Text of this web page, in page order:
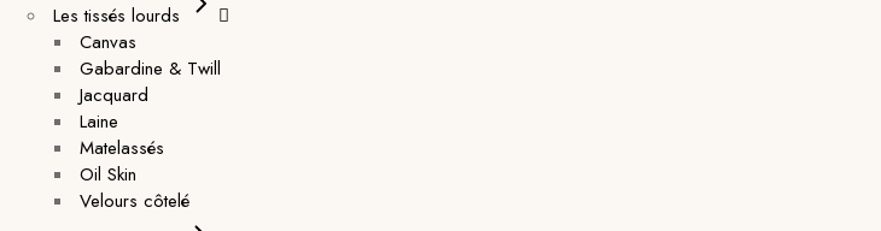
Les tissés lourds
Canvas
Gabardine & Twill
Jacquard
Laine
Matelassés
Oil Skin
Velours côtelé